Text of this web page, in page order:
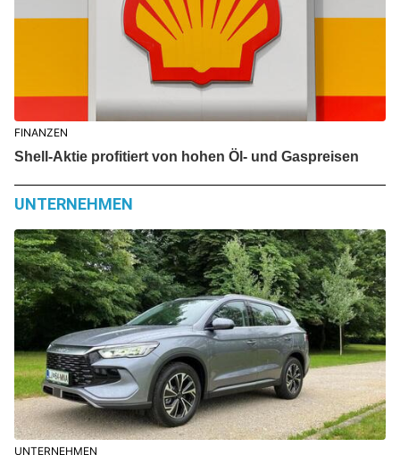
FINANZEN
Shell-Aktie profitiert von hohen Öl- und Gaspreisen
UNTERNEHMEN
UNTERNEHMEN